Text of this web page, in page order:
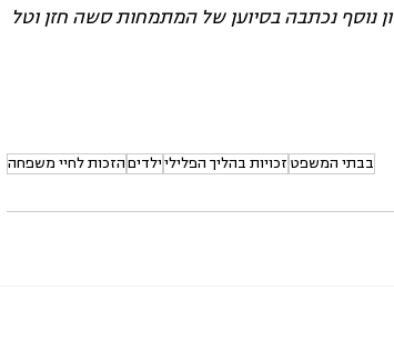
נוסף נכתבה בסיוען של המתמחות סשה חזן וטל
בבתי המשפט זכויות בהליך הפלילי ילדים הזכות לחיי משפחה